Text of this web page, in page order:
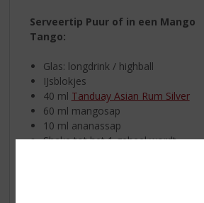
Serveertip Puur of in een Mango
Tango:
Glas: longdrink / highball
IJsblokjes
40 ml Tanduay Asian Rum Silver
60 ml mangosap
10 ml ananassap
Shake tot het 1 geheel wordt